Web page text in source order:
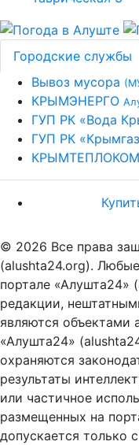
Городские службы
Вывоз мусора
КРЫМЭНЕРГО
ГУП РК «Вода
ГУП РК
© 2026 Все права
(alushta24.org).
портале «Алушта24»
редакции,
являются объектами
«Алушта24»
охраняются
результаты
или частичное
размещенных на
допускается только